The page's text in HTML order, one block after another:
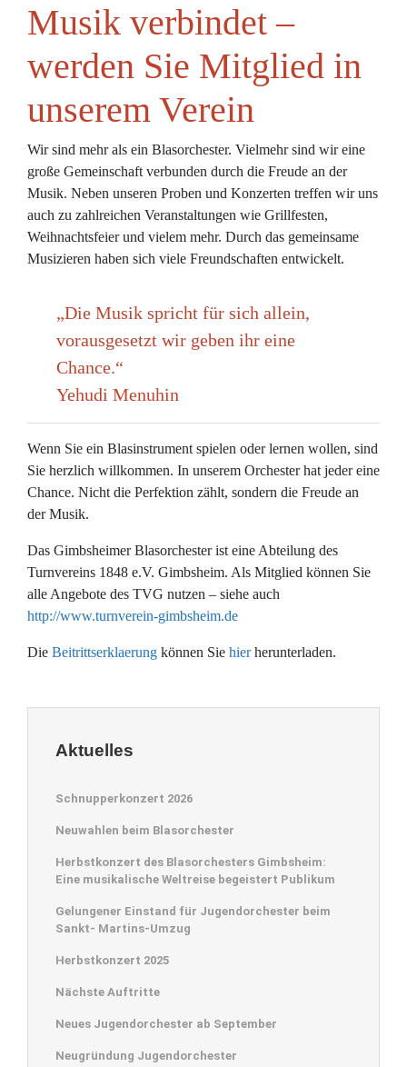
Musik verbindet –
werden Sie Mitglied in
unserem Verein
Wir sind mehr als ein Blasorchester. Vielmehr sind wir eine
große Gemeinschaft verbunden durch die Freude an der
Musik. Neben unseren Proben und Konzerten treffen wir uns
auch zu zahlreichen Veranstaltungen wie Grillfesten,
Weihnachtsfeier und vielem mehr. Durch das gemeinsame
Musizieren haben sich viele Freundschaften entwickelt.
„Die Musik spricht für sich allein,
vorausgesetzt wir geben ihr eine
Chance.“
Yehudi Menuhin
Wenn Sie ein Blasinstrument spielen oder lernen wollen, sind
Sie herzlich willkommen. In unserem Orchester hat jeder eine
Chance. Nicht die Perfektion zählt, sondern die Freude an
der Musik.
Das Gimbsheimer Blasorchester ist eine Abteilung des
Turnvereins 1848 e.V. Gimbsheim. Als Mitglied können Sie
alle Angebote des TVG nutzen – siehe auch
http://www.turnverein-gimbsheim.de
Die Beitrittserklaerung können Sie hierherunterladen.
Aktuelles
Schnupperkonzert 2026
Neuwahlen beim Blasorchester
Herbstkonzert des Blasorchesters Gimbsheim:
Eine musikalische Weltreise begeistert Publikum
Gelungener Einstand für Jugendorchester beim
Sankt- Martins-Umzug
Herbstkonzert 2025
Nächste Auftritte
Neues Jugendorchester ab September
Neugründung Jugendorchester